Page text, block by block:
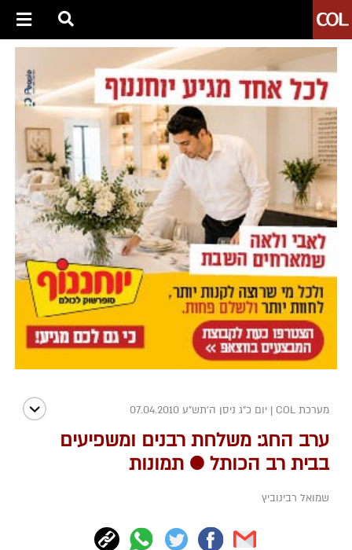
מערכת COL | יום כ"ג ניסן ה׳תש״ע 07.04.2010
ערב החג: משלחת רבנים ומשפיעים
בבית רב הכותל ● תמונות
שמואל רבינוביץ